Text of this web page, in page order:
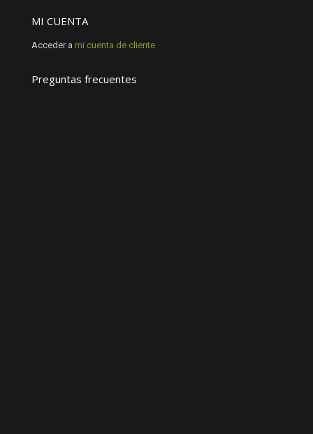
MI CUENTA
Acceder a mi cuenta de cliente
Preguntas frecuentes